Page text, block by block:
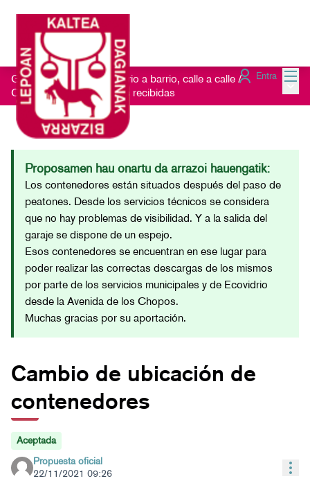
Entra
Getxo Txukun 2021 - Barrio a barrio, calle a calle /
Consulta las Sugerencias recibidas
Proposamen hau onartu da arrazoi hauengatik:
Los contenedores están situados después del paso de
peatones. Desde los servicios técnicos se considera
que no hay problemas de visibilidad. Y a la salida del
garaje se dispone de un espejo.
Esos contenedores se encuentran en ese lugar para
poder realizar las correctas descargas de los mismos
por parte de los servicios municipales y de Ecovidrio
desde la Avenida de los Chopos.
Muchas gracias por su aportación.
Cambio de ubicación de
contenedores
Aceptada
Propuesta oficial
22/11/2021 09:26